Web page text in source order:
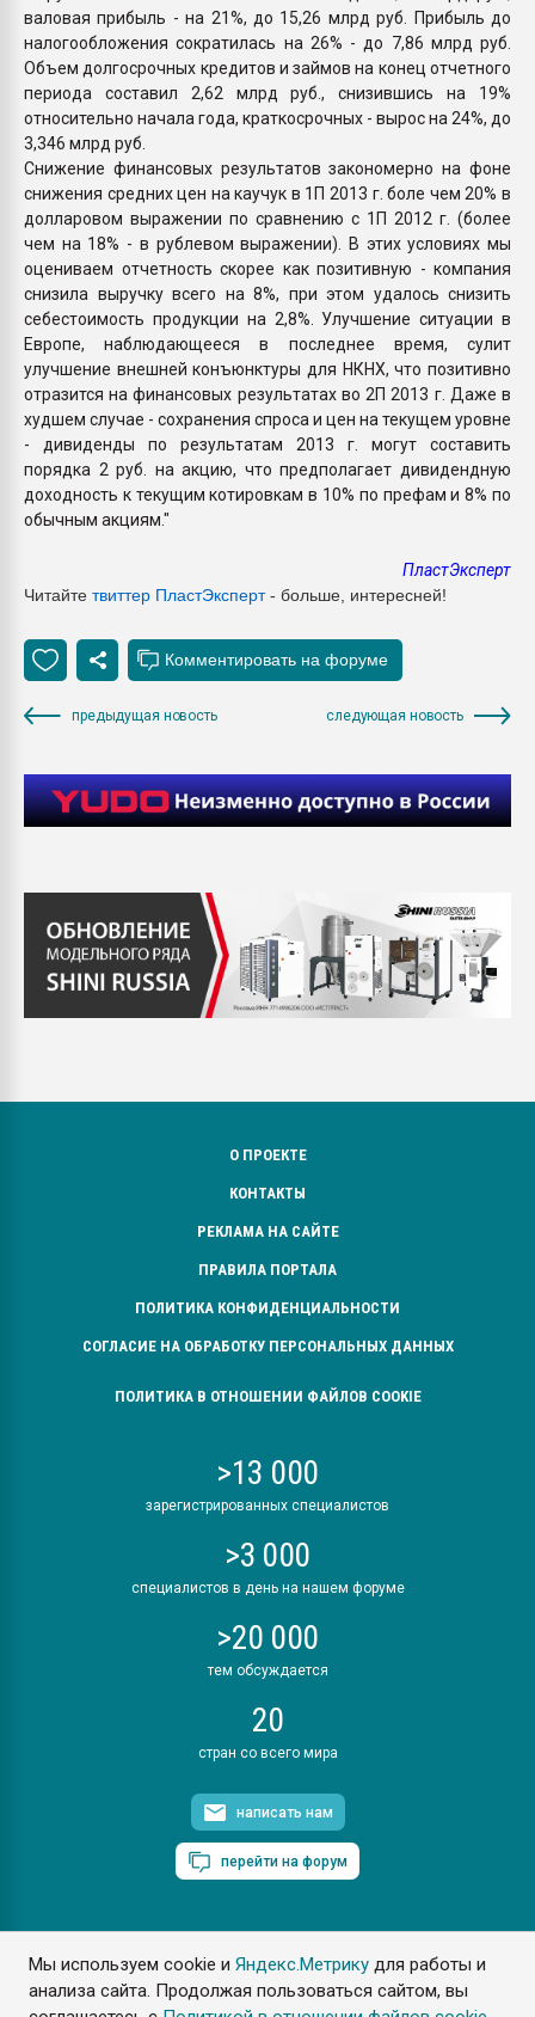
Мы используем cookie иЯндекс.Метрику для работы и
анализа сайта. Продолжая пользоваться сайтом, вы
валовая прибыль - на 21%, до 15,26 млрд руб. Прибыль до
налогообложения сократилась на 26% - до 7,86 млрд руб.
Объем долгосрочных кредитов и займов на конец отчетного
периода составил 2,62 млрд руб., снизившись на 19%
относительно начала года, краткосрочных - вырос на 24%, до
3,346 млрд руб.
Снижение финансовых результатов закономерно на фоне
снижения средних цен на каучук в 1П 2013 г. боле чем 20% в
долларовом выражении по сравнению с 1П 2012 г. (более
чем на 18% - в рублевом выражении). В этих условиях мы
оцениваем отчетность скорее как позитивную - компания
снизила выручку всего на 8%, при этом удалось снизить
себестоимость продукции на 2,8%. Улучшение ситуации в
Европе, наблюдающееся в последнее время, сулит
улучшение внешней конъюнктуры для НКНХ, что позитивно
отразится на финансовых результатах во 2П 2013 г. Даже в
худшем случае - сохранения спроса и цен на текущем уровне
- дивиденды по результатам 2013 г. могут составить
порядка 2 руб. на акцию, что предполагает дивидендную
доходность к текущим котировкам в 10% по префам и 8% по
обычным акциям."
ПластЭксперт
Читайте твиттер ПластЭксперт- больше, интересней!
предыдущая новость следующая новость
О ПРОЕКТЕ
КОНТАКТЫ
РЕКЛАМА НА САЙТЕ
ПРАВИЛА ПОРТАЛА
ПОЛИТИКА КОНФИДЕНЦИАЛЬНОСТИ
СОГЛАСИЕ НА ОБРАБОТКУ ПЕРСОНАЛЬНЫХ ДАННЫХ
ПОЛИТИКА В ОТНОШЕНИИ ФАЙЛОВ COOKIE
>13 000
зарегистрированных специалистов
>3 000
специалистов в день на нашем форуме
>20 000
тем обсуждается
20
стран со всего мира
написать нам
перейти на форум
ПластЭксперт © 2006. Все права защищены
Разрешается копирование материалов сайта с обязательной
ссылкой на www.e-plastic.ru